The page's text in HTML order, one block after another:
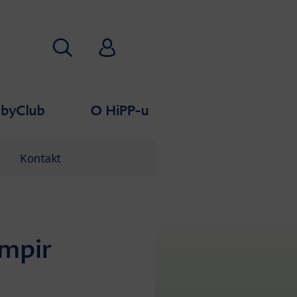
O HiPP-u
Traži HiPP Babyclub
Kontakt